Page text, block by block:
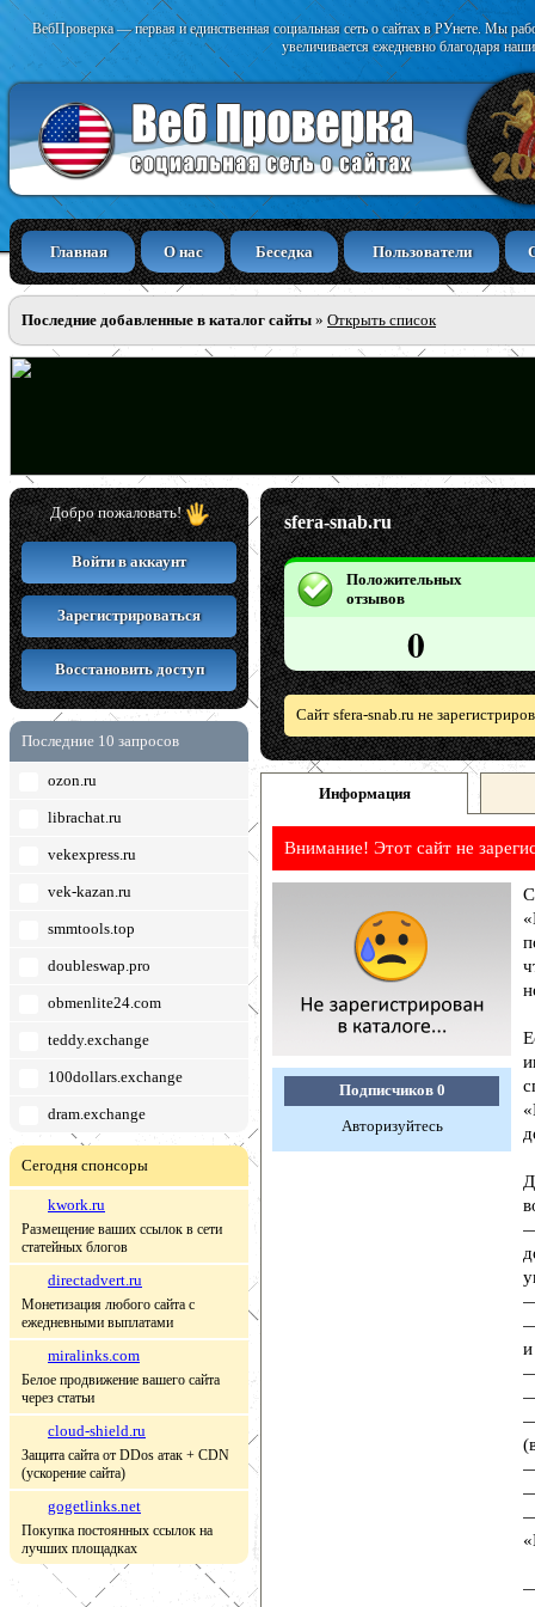
ВебПроверка — первая и единственная социальная сеть о сайтах в РУнете. Мы
увеличивается ежедневно благодаря
Главная О нас Беседка Пользователи
Последние добавленные в каталог сайты » Открыть список
Добро пожаловать!
Войти в аккаунт
Зарегистрироваться
Восстановить доступ
Последние 10 запросов
ozon.ru
librachat.ru
vekexpress.ru
vek-kazan.ru
smmtools.top
doubleswap.pro
obmenlite24.com
teddy.exchange
100dollars.exchange
dram.exchange
Сегодня спонсоры
kwork.ru
Размещение ваших ссылок в сети
статейных блогов
directadvert.ru
Монетизация любого сайта с
ежедневными выплатами
miralinks.com
Белое продвижение вашего сайта
через статьи
cloud-shield.ru
Защита сайта от DDos атак + CDN
(ускорение сайта)
gogetlinks.net
Покупка постоянных ссылок на
лучших площадках
sfera-snab.ru
Положительных
отзывов
0
Сайт sfera-snab.ru не
Информация
Внимание! Этот сайт не
Подписчиков 0
Авторизуйтесь